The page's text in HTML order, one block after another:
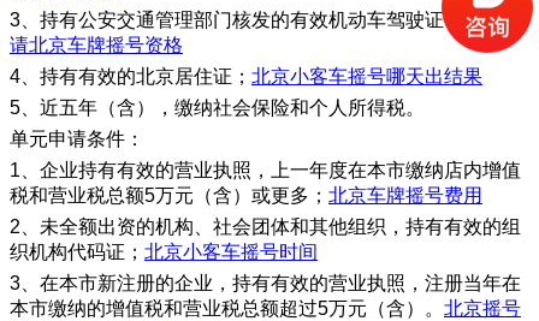
3、持有公安交通管理部门核发的有效机动车驾驶证；
如何申
请北京车牌摇号资格
4、持有有效的北京居住证； 北京小客车摇号哪天出结果
5、近五年（含），缴纳社会保险和个人所得税。
单元申请条件：
1、企业持有有效的营业执照，上一年度在本市缴纳店内增值
税和营业税总额5万元（含）或更多； 北京车牌摇号费用
2、未全额出资的机构、社会团体和其他组织，持有有效的组
织机构代码证； 北京小客车摇号时间
3、在本市新注册的企业，持有有效的营业执照，注册当年在
本市缴纳的增值税和营业税总额超过5万元（含）。 北京摇号